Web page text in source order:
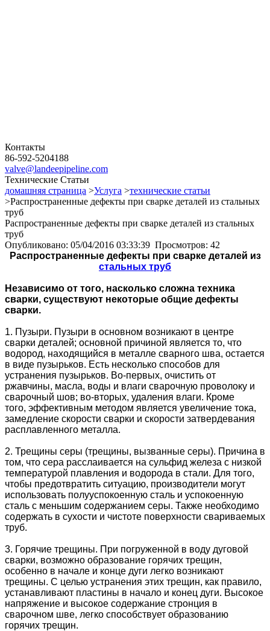
Контакты
86-592-5204188
valve@landeepipeline.com
Технические Статьи
домашняя страница >Услуга >технические статьи
>Распространенные дефекты при сварке деталей из стальных
труб
Распространенные дефекты при сварке деталей из стальных
труб
Опубликовано: 05/04/2016 03:33:39 Просмотров: 42
Распространенные дефекты при сварке деталей из
стальных труб
Независимо от того, насколько сложна техника
сварки, существуют некоторые общие дефекты
сварки.
1. Пузыри. Пузыри в основном возникают в центре
сварки деталей; основной причиной является то, что
водород, находящийся в металле сварного шва, остается
в виде пузырьков. Есть несколько способов для
устранения пузырьков. Во-первых, очистить от
ржавчины, масла, воды и влаги сварочную проволоку и
сварочный шов; во-вторых, удаления влаги. Кроме
того, эффективным методом является увеличение тока,
замедление скорости сварки и скорости затвердевания
расплавленного металла.
2. Трещины серы (трещины, вызванные серы). Причина в
том, что сера расслаивается на сульфид железа с низкой
температурой плавления и водорода в стали. Для того,
чтобы предотвратить ситуацию, производители могут
использовать полууспокоенную сталь и успокоенную
сталь с меньшим содержанием серы. Также необходимо
содержать в сухости и чистоте поверхности свариваемых
труб.
3. Горячие трещины. При погруженной в воду дуговой
сварки, возможно образование горячих трещин,
особенно в начале и конце дуги легко возникают
трещины. С целью устранения этих трещин, как правило,
устанавливают пластины в начало и конец дуги. Высокое
напряжение и высокое содержание стронция в
сварочном шве, легко способствует образованию
горячих трещин.